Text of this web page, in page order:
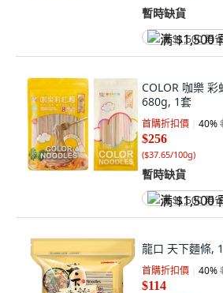
暫時缺貨
满 $1,500 再
COLOR 咖樂
680g, 1套
首購折扣價 40%
$256
($37.65/100g)
暫時缺貨
满 $1,500 再
龍口 天下麵條,
首購折扣價 40%
$114